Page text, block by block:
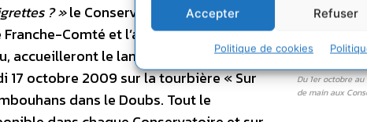
Accepter Refuser
Politique de cookies
Du 1er octobre
de main aux
? »le Conservatoire régional des
Comté et l’association des
accueilleront le lancement national de
17 octobre 2009 sur la tourbière « Sur
dans le Doubs. Tout le